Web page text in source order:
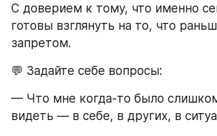
С доверием к тому, что именно
готовы взглянуть на то, что
запретом.
💬 Задайте себе вопросы:
— Что мне когда-то было
видеть — в себе, в других, в